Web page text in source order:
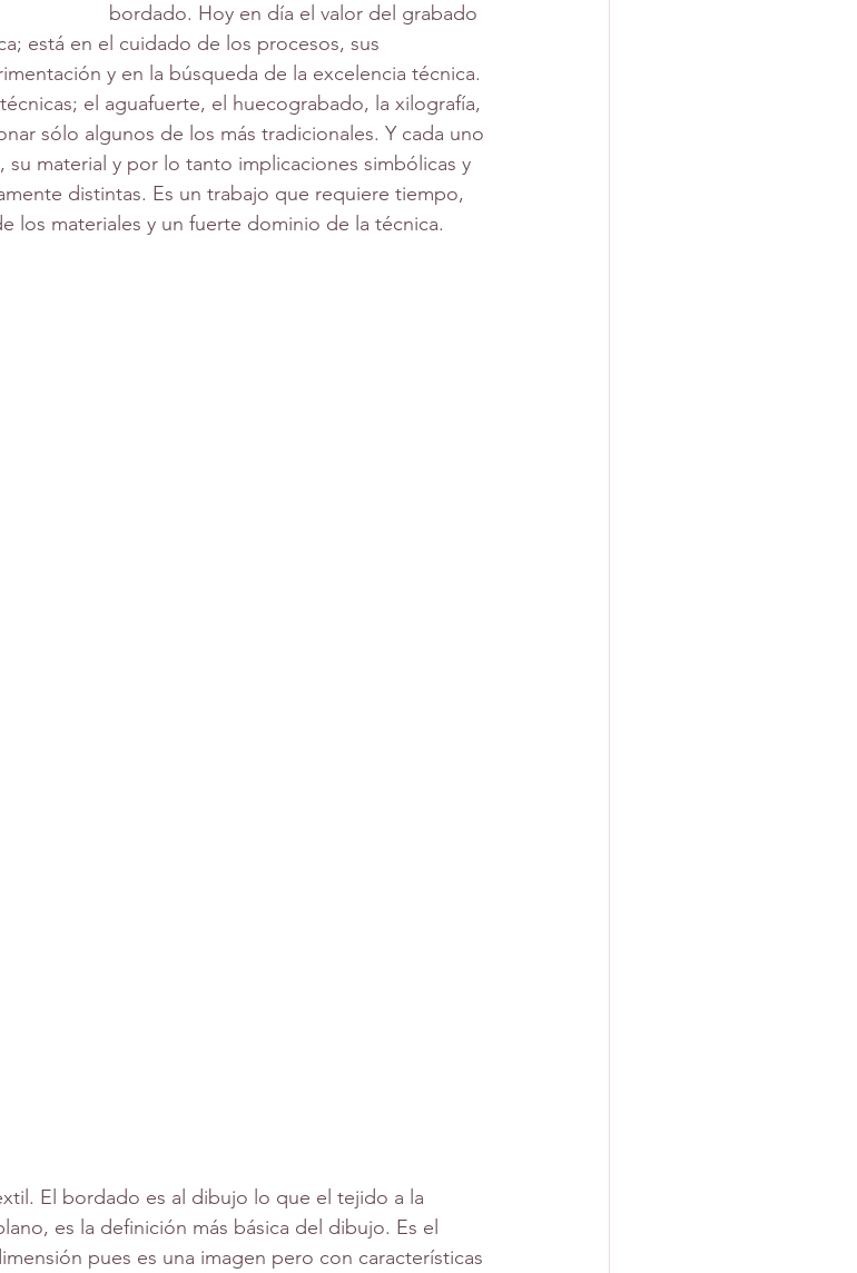
bordado. Hoy en día el valor del grabado
está en el cuidado de los procesos, sus
y en la búsqueda de la excelencia técnica.
el aguafuerte, el huecograbado, la xilografía,
sólo algunos de los más tradicionales. Y cada uno
material y por lo tanto implicaciones simbólicas y
distintas. Es un trabajo que requiere tiempo,
los materiales y un fuerte dominio de la técnica.
es la definición más básica del dibujo. Es el
pues es una imagen pero con características